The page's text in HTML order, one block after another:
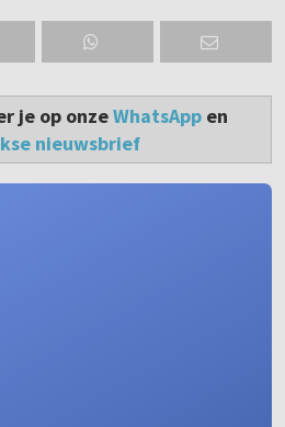
je op onzeWhatsAppen
nieuwsbrief